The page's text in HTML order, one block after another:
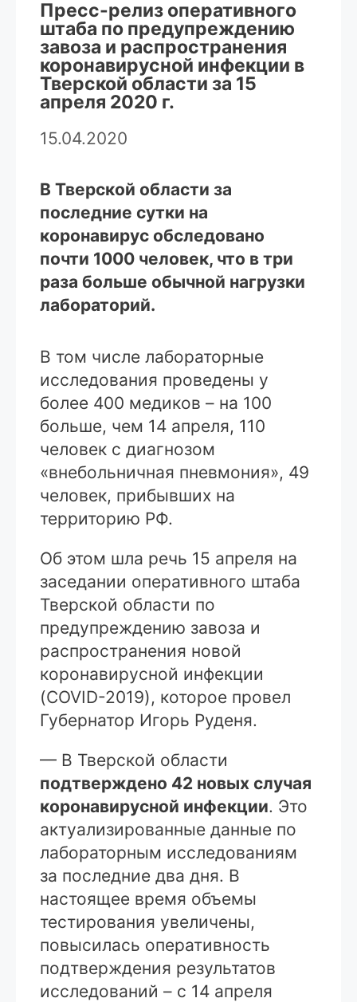
Пресс-релиз оперативного
штаба по предупреждению
завоза и распространения
коронавирусной инфекции в
Тверской области за 15
апреля 2020 г.
15.04.2020
В Тверской области за
последние сутки на
коронавирус обследовано
почти 1000 человек, что в три
раза больше обычной нагрузки
лабораторий.
В том числе лабораторные
исследования проведены у
более 400 медиков – на 100
больше, чем 14 апреля, 110
человек с диагнозом
«внебольничная пневмония», 49
человек, прибывших на
территорию РФ.
Об этом шла речь 15 апреля на
заседании оперативного штаба
Тверской области по
предупреждению завоза и
распространения новой
коронавирусной инфекции
(COVID-2019), которое провел
Губернатор Игорь Руденя.
— В Тверской области
подтверждено 42 новых случая
коронавирусной инфекции. Это
актуализированные данные по
лабораторным исследованиям
за последние два дня. В
настоящее время объемы
тестирования увеличены,
повысилась оперативность
подтверждения результатов
исследований – с 14 апреля